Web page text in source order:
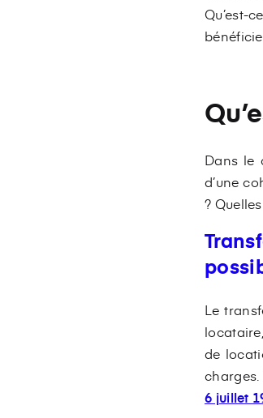
Qu’est-
Dans le
d’une
?
Le
de
charges.
6 juillet